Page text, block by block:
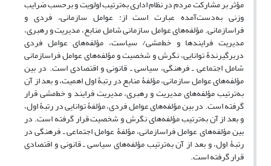
مؤثر بر مشارکت مردم در نظام اداری به‌ترتیب اولویت و برحسب ضرایب
وزنی به‌دست‌آمده عبارت است از: عوامل سازمانی، فردی و
فراسازمانی. مؤلفه‌های عوامل سازمانی شامل منابع، مدیریت و رهبری،
مدیریت فرایندها و خط‌مشی/ سیاست، مؤلفه‌های عوامل فردی
دربرگیرندۀ توانایی، نگرش و شخصیت و مؤلفه‌های عوامل فراسازمانی
شامل اجتماعی ـ فرهنگی، سیاسی ـ قانونی و اقتصادی است. در بین
مؤلفه‌های عوامل سازمانی، مؤلفۀ منابع در رتبۀ اول اهمیت، و بعد از آن
به‌ترتیب مؤلفه‌های مدیریت و رهبری، مدیریت فرایند و خط‌مشی قرار
گرفته است. در بین مؤلفه‌های عوامل فردی، مؤلفۀ توانایی در رتبۀ اول،
و بعد از آن به‌ترتیب مؤلفه‌های نگرش و شخصیت قرار گرفته است. در
بین مؤلفه‌های عوامل فراسازمانی، مؤلفۀ عوامل اجتماعی ـ فرهنگی در
رتبۀ اول، و بعد از آن به‌ترتیب مؤلفه‌های سیاسی ـ قانونی و اقتصادی
قرار گرفته است.